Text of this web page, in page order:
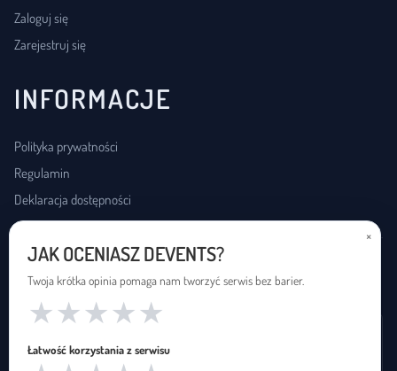
Zaloguj się
Zarejestruj się
INFORMACJE
Polityka prywatności
Regulamin
Deklaracja dostępności
USŁUGI DOSTĘPNOŚCI
Zapętleni · zapetleni.pl
×
JAK OCENIASZ DEVENTS?
Twoja krótka opinia pomaga nam tworzyć serwis bez barier.
★
★
★
★
★
Łatwość korzystania z serwisu